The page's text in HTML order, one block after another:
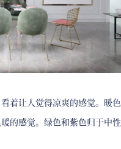
让人觉得凉爽的感觉。暖色
的感觉。绿色和紫色归于中性